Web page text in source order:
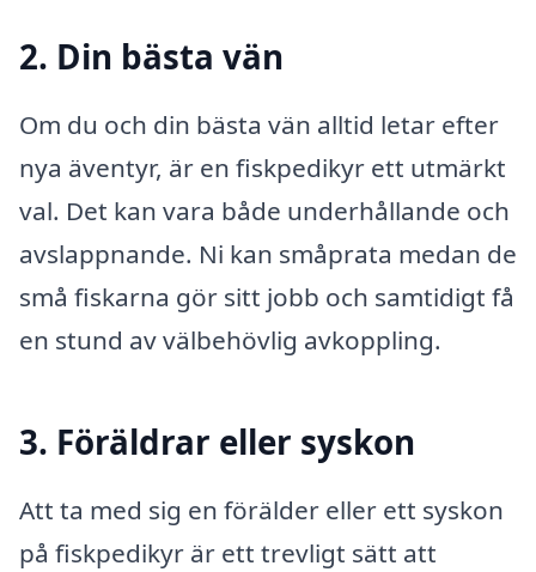
2. Din bästa vän
Om du och din bästa vän alltid letar efter
nya äventyr, är en fiskpedikyr ett utmärkt
val. Det kan vara både underhållande och
avslappnande. Ni kan småprata medan de
små fiskarna gör sitt jobb och samtidigt få
en stund av välbehövlig avkoppling.
3. Föräldrar eller syskon
Att ta med sig en förälder eller ett syskon
på fiskpedikyr är ett trevligt sätt att